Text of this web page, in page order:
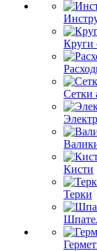
Круги
Сетки
Кисти
Терки